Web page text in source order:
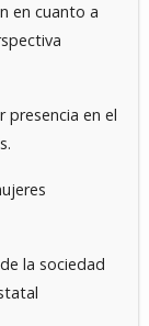
en cuanto a
en el
la sociedad